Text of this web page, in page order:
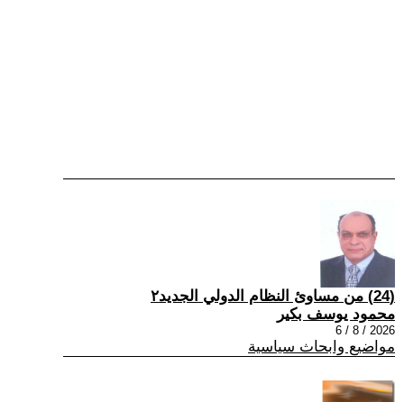
(24) من مساوئ النظام الدولي الجديد٢
محمود يوسف بكير
2026 / 8 / 6
مواضيع وابحاث سياسية